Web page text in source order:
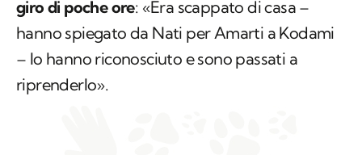
giro di poche ore: «Era scappato di casa –
hanno spiegato da Nati per Amarti a Kodami
– lo hanno riconosciuto e sono passati a
riprenderlo».